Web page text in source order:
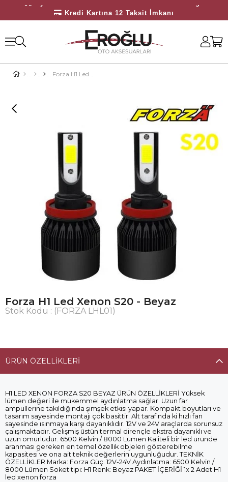
Kredi Kartına 12 Taksit İmkanı
Forza H1 Led Xenon S20 - Beyaz
Forza H1 Led Xenon S20 - Beyaz
Stok Kodu (FORZA LHL01)
ÜRÜN ÖZELLIKLERI
H1 LED XENON FORZA S20 BEYAZ ÜRÜN ÖZELLİKLERİ Yüksek
lümen değeri ile mükemmel aydınlatma sağlar. Uzun far
ampullerine takıldığında şimşek etkisi yapar. Kompakt boyutları ve
tasarım sayesinde montajı çok basittir. Alt tarafında ki hızlı fan
sayesinde ısınmaya karşı dayanıklıdır. 12V ve 24V araçlarda sorunsuz
çalışmaktadır. Gelişmiş üstün termal dirençle ekstra dayanıklı ve
uzun ömürlüdür. 6500 Kelvin / 8000 Lümen Kaliteli bir led üründe
aranması gereken en temel özellik objeleri gösterebilme
kapasitesi ve ona ait teknik değerlerin uygunluğudur. TEKNİK
ÖZELLİKLER Marka: Forza Güç: 12V-24V Aydınlatma: 6500 Kelvin /
8000 Lümen Soket tipi: H1 Renk: Beyaz PAKET İÇERİĞİ 1x 2 Adet H1
led xenon forza